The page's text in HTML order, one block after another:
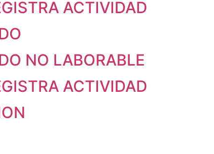
ACTIVIDAD
NO LABORABLE
ACTIVIDAD